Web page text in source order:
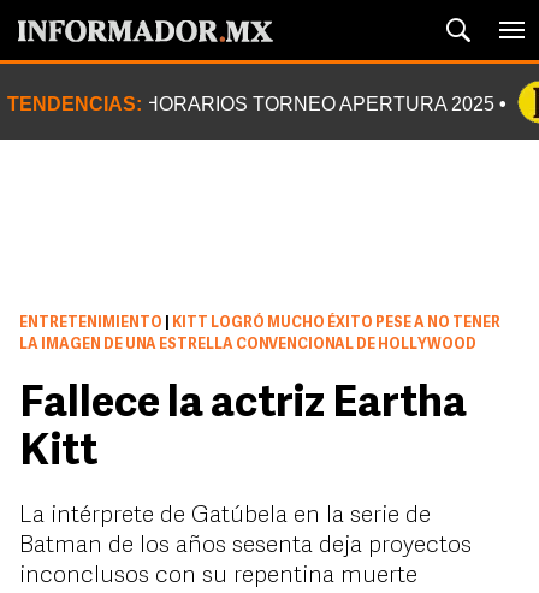
TENDENCIAS: HORARIOS TORNEO APERTURA 2025
ENTRETENIMIENTO
KITT LOGRÓ MUCHO ÉXITO PESE A NO TENER
LA IMAGEN DE UNA ESTRELLA CONVENCIONAL DE HOLLYWOOD
Fallece la actriz Eartha
Kitt
La intérprete de Gatúbela en la serie de
Batman de los años sesenta deja proyectos
inconclusos con su repentina muerte